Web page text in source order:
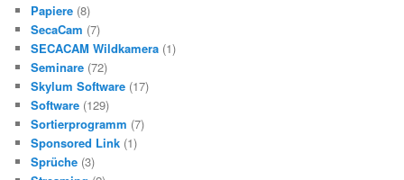
Papiere (8)
SecaCam (7)
SECACAM Wildkamera (1)
Seminare (72)
Skylum Software (17)
Software (129)
Sortierprogramm (7)
Sponsored Link (1)
Sprüche (3)